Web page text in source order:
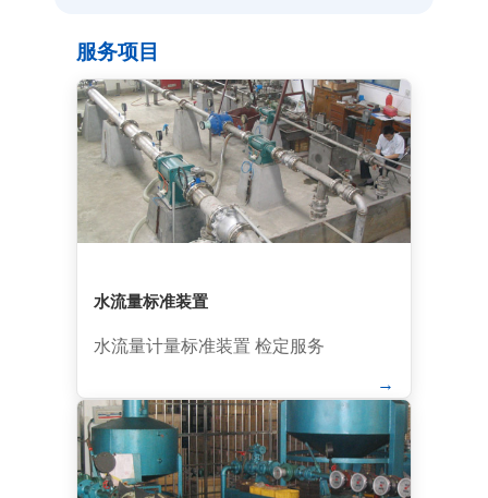
服务项目
水流量标准装置
水流量计量标准装置 检定服务
→